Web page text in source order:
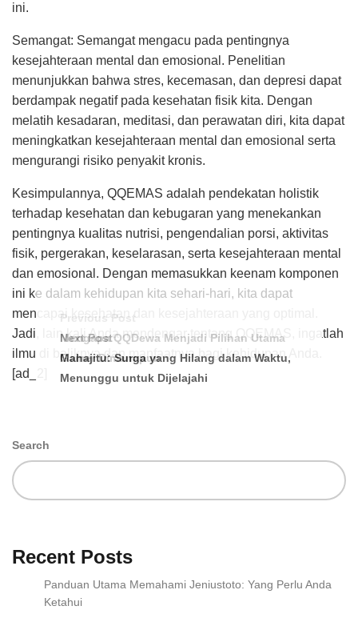
ini.
Semangat: Semangat mengacu pada pentingnya
kesejahteraan mental dan emosional. Penelitian
menunjukkan bahwa stres, kecemasan, dan depresi dapat
berdampak negatif pada kesehatan fisik kita. Dengan
melatih kesadaran, meditasi, dan perawatan diri, kita dapat
meningkatkan kesejahteraan mental dan emosional serta
mengurangi risiko penyakit kronis.
Kesimpulannya, QQEMAS adalah pendekatan holistik
terhadap kesehatan dan kebugaran yang menekankan
pentingnya kualitas nutrisi, pengendalian porsi, aktivitas
fisik, pergerakan, keselarasan, serta kesejahteraan mental
dan emosional. Dengan memasukkan keenam komponen
ini ke dalam kehidupan kita sehari-hari, kita dapat
mencapai kesehatan dan kesejahteraan yang optimal.
Jadi, lain kali Anda mendengar tentang QQEMAS, ingatlah
ilmu di baliknya dan manfaatnya bagi kehidupan Anda.
[ad_2]
Previous Post
Mengapa QQDewa Menjadi Pilihan Utama
Gamer Dimanapun
Next Post
Mahajitu: Surga yang Hilang dalam Waktu,
Menunggu untuk Dijelajahi
Search
Recent Posts
Panduan Utama Memahami Jeniustoto: Yang Perlu Anda
Ketahui